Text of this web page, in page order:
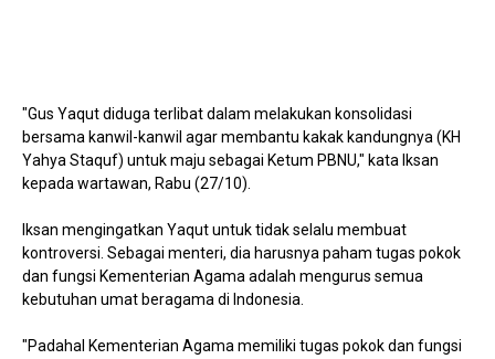
"Gus Yaqut diduga terlibat dalam melakukan konsolidasi
bersama kanwil-kanwil agar membantu kakak kandungnya (KH
Yahya Staquf) untuk maju sebagai Ketum PBNU," kata Iksan
kepada wartawan, Rabu (27/10).
Iksan mengingatkan Yaqut untuk tidak selalu membuat
kontroversi. Sebagai menteri, dia harusnya paham tugas pokok
dan fungsi Kementerian Agama adalah mengurus semua
kebutuhan umat beragama di Indonesia.
"Padahal Kementerian Agama memiliki tugas pokok dan fungsi